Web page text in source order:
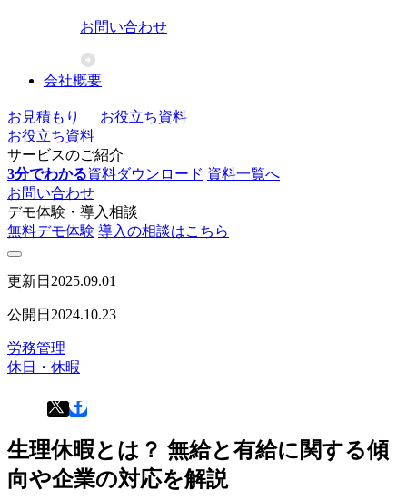
お問い合わせ
会社概要
お見積もり
お役立ち資料
お役立ち資料
サービスのご紹介
3分でわかる資料ダウンロード 資料一覧へ
お問い合わせ
デモ体験・導入相談
無料デモ体験 導入の相談はこちら
更新日 2025.09.01
公開日 2024.10.23
労務管理
休日・休暇
生理休暇とは？ 無給と有給に関する傾
向や企業の対応を解説